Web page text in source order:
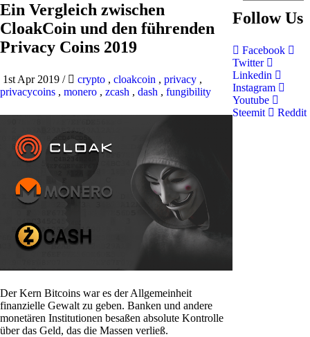
Ein Vergleich zwischen
CloakCoin und den führenden
Privacy Coins 2019
1st Apr 2019 / crypto , cloakcoin , privacy ,
privacycoins , monero , zcash , dash , fungibility
Der Kern Bitcoins war es der Allgemeinheit
finanzielle Gewalt zu geben. Banken und andere
monetären Institutionen besaßen absolute Kontrolle
über das Geld, das die Massen verließ.
Follow Us
Facebook
Twitter
Linkedin
Instagram
Youtube
Steemit
Reddit